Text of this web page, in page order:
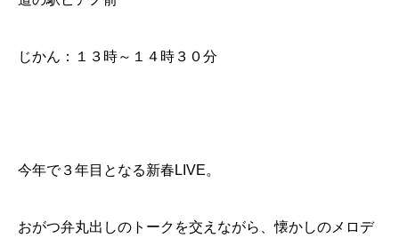
じかん：１３時～１４時３０分
今年で３年目となる新春LIVE。
おがつ弁丸出しのトークを交えながら、懐かしのメロデ